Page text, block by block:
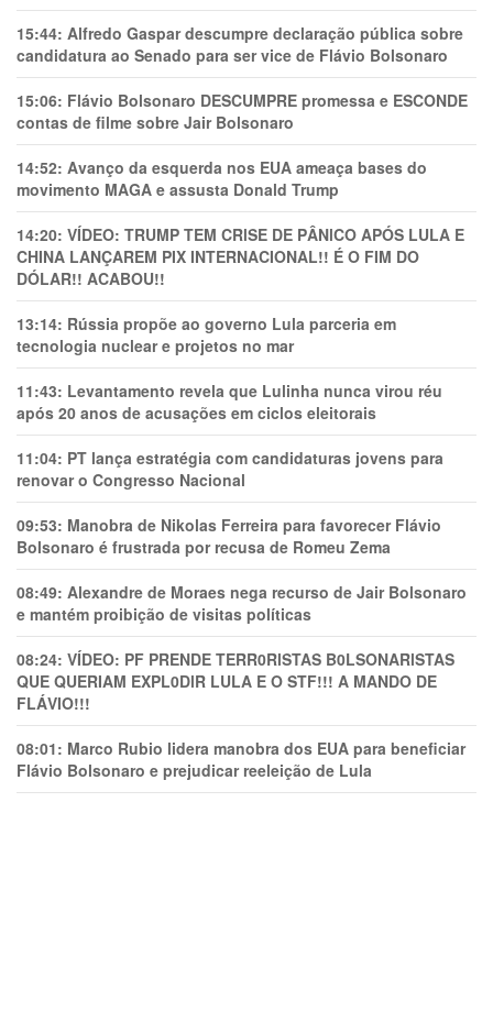
15:44: Alfredo Gaspar descumpre declaração pública sobre
candidatura ao Senado para ser vice de Flávio Bolsonaro
15:06: Flávio Bolsonaro DESCUMPRE promessa e ESCONDE
contas de filme sobre Jair Bolsonaro
14:52: Avanço da esquerda nos EUA ameaça bases do
movimento MAGA e assusta Donald Trump
14:20: VÍDEO: TRUMP TEM CRlSE DE PÂNlCO APÓS LULA E
CHINA LANÇAREM PIX INTERNACIONAL!! É O FIM DO
DÓLAR!! ACABOU!!
13:14: Rússia propõe ao governo Lula parceria em
tecnologia nuclear e projetos no mar
11:43: Levantamento revela que Lulinha nunca virou réu
após 20 anos de acusações em ciclos eleitorais
11:04: PT lança estratégia com candidaturas jovens para
renovar o Congresso Nacional
09:53: Manobra de Nikolas Ferreira para favorecer Flávio
Bolsonaro é frustrada por recusa de Romeu Zema
08:49: Alexandre de Moraes nega recurso de Jair Bolsonaro
e mantém proibição de visitas políticas
08:24: VÍDEO: PF PRENDE TERR0RlSTAS B0LSONARlSTAS
QUE QUERIAM EXPL0DlR LULA E O STF!!! A MANDO DE
FLÁVIO!!!
08:01: Marco Rubio lidera manobra dos EUA para beneficiar
Flávio Bolsonaro e prejudicar reeleição de Lula